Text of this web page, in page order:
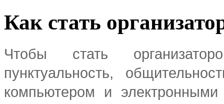
Как стать
Чтобы стать
пунктуальность,
компьютером и